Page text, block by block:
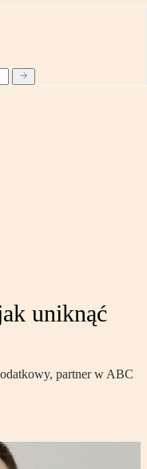
uniknąć
partner w ABC